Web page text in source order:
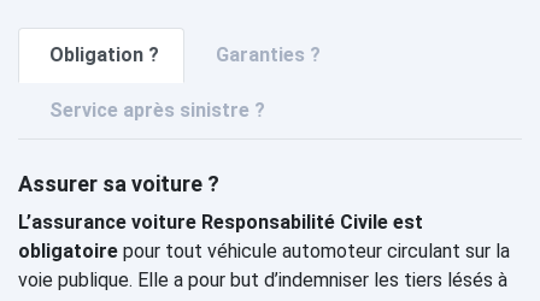
Obligation ? Garanties ?
Service après sinistre ?
Assurer sa voiture ?
L’assurance voiture Responsabilité Civile est
obligatoire pour tout véhicule automoteur circulant sur la
voie publique. Elle a pour but d’indemniser les tiers lésés à